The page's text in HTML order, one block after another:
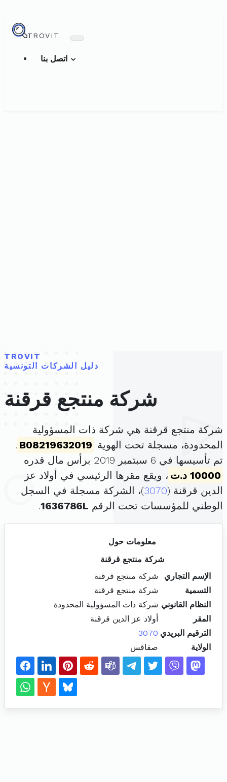
TROVIT
TROVIT
دليل الشركات التونسية
شركة منتجع قرقنة
شركة منتجع قرقنة هي شركة ذات المسؤولية
المحدودة، مسجلة تحت الهوية B08219632019
.
تم تأسيسها في 6 سبتمبر 2019 برأس مال قدره
10000 د.ت
، ويقع مقرها الرئيسي في أولاد عز
الدين قرقنة (3070)، الشركة مسجلة في السجل
الوطني للمؤسسات تحت الرقم 1636786L
.
معلومات حول
شركة منتجع قرقنة
الإسم التجاري
شركة منتجع قرقنة
التسمية
شركة منتجع قرقنة
النظام القانوني شركة ذات المسؤولية المحدودة
المقر
أولاد عز الدين قرقنة
الترقيم البريدي 3070
الولاية
صفاقس